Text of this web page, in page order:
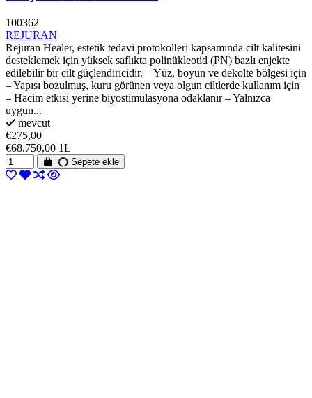
100362
REJURAN
Rejuran Healer, estetik tedavi protokolleri kapsamında cilt kalitesini
desteklemek için yüksek saflıkta polinükleotid (PN) bazlı enjekte
edilebilir bir cilt güçlendiricidir. – Yüz, boyun ve dekolte bölgesi için
– Yapısı bozulmuş, kuru görünen veya olgun ciltlerde kullanım için
– Hacim etkisi yerine biyostimülasyona odaklanır – Yalnızca
uygun...
mevcut
€275,00
€68.750,00 1L
Sepete ekle